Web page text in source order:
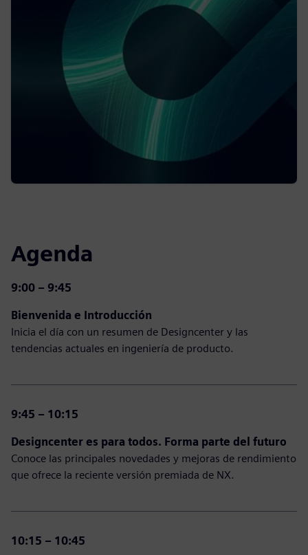
Agenda
9:00 – 9:45
Bienvenida e Introducción
Inicia el día con un resumen de Designcenter y las
tendencias actuales en ingeniería de producto.
9:45 – 10:15
Designcenter es para todos. Forma parte del futuro
Conoce las principales novedades y mejoras de rendimiento
que ofrece la reciente versión premiada de NX.
10:15 – 10:45